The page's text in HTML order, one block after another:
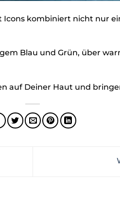
kombiniert nicht nur
Blau und Grün, über
auf Deiner Haut und